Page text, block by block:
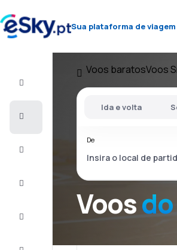
Sua plataforma de viagem
Voos baratosVoos
Voos
Ida e volta
De